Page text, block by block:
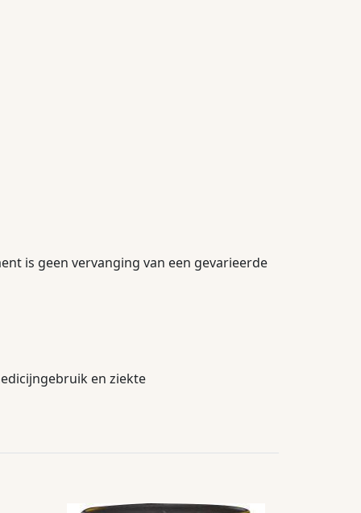
is geen vervanging van een gevarieerde
en ziekte